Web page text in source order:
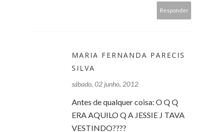
Responder
MARIA FERNANDA PARECIS
SILVA
sábado, 02 junho, 2012
Antes de qualquer coisa: O Q Q
ERA AQUILO Q A JESSIE J TAVA
VESTINDO????